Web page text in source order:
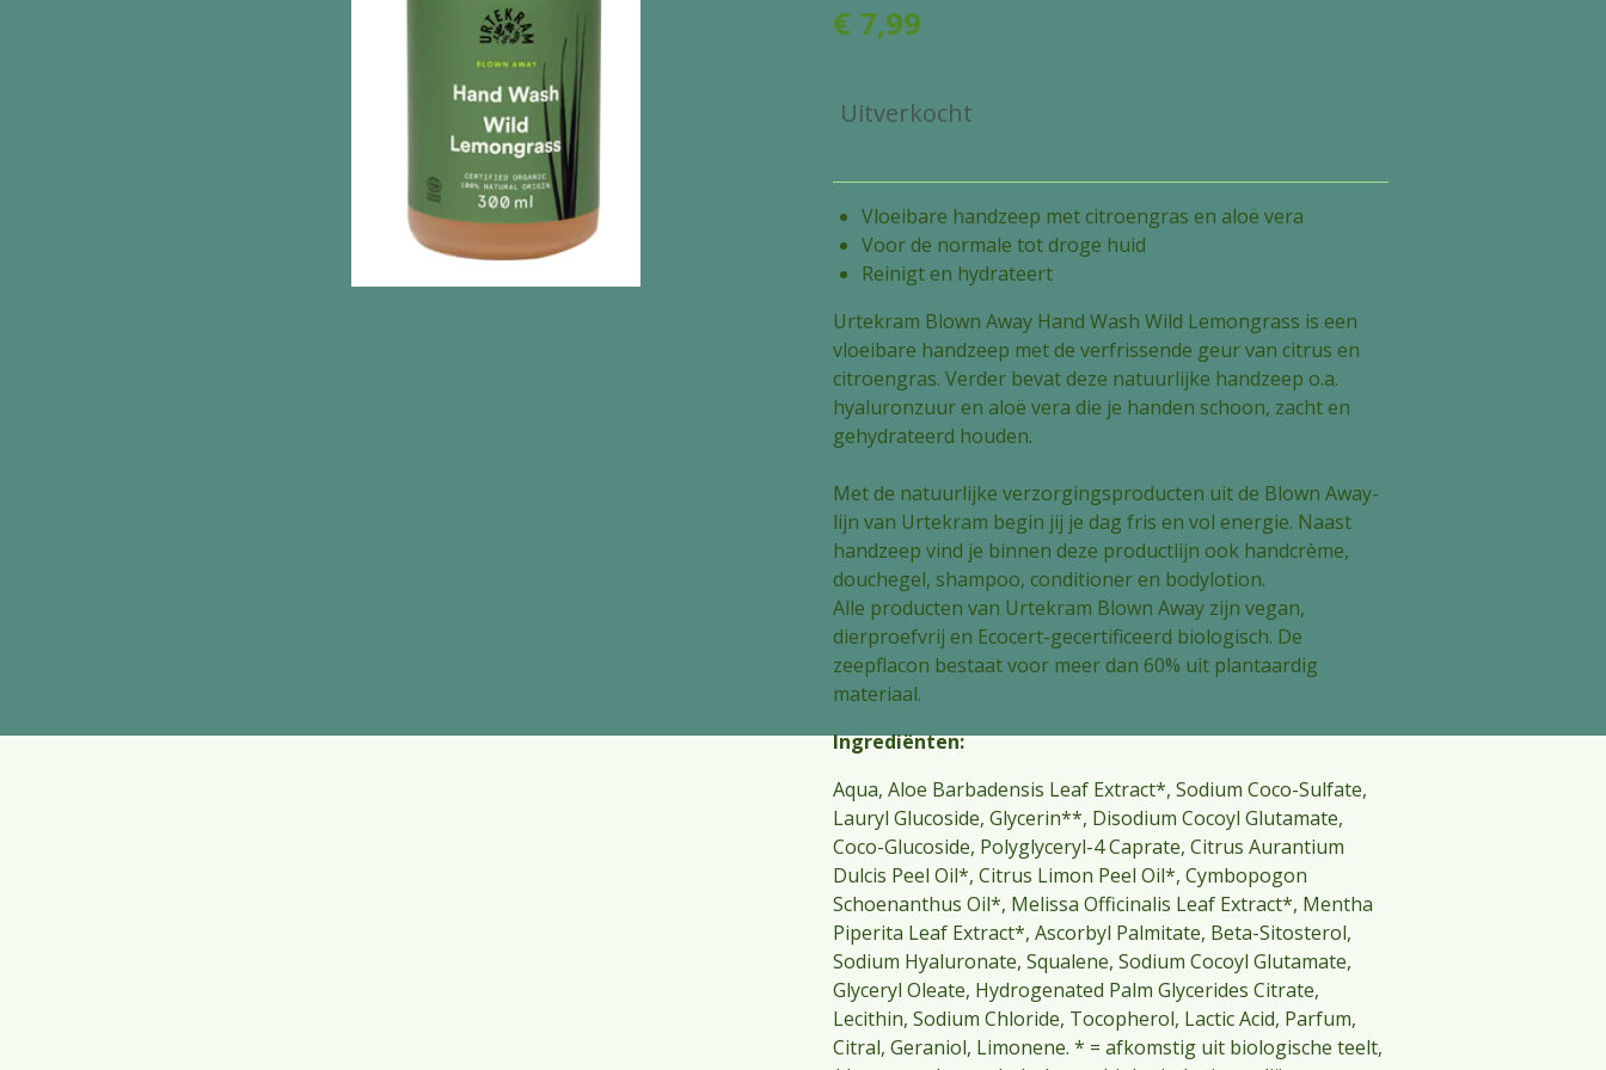
€ 7,99
Uitverkocht
Vloeibare handzeep met citroengras en aloë vera
Voor de normale tot droge huid
Reinigt en hydrateert
Urtekram Blown Away Hand Wash Wild Lemongrass is een
vloeibare handzeep met de verfrissende geur van citrus en
citroengras. Verder bevat deze natuurlijke handzeep o.a.
hyaluronzuur en aloë vera die je handen schoon, zacht en
gehydrateerd houden.
Met de natuurlijke verzorgingsproducten uit de Blown Away-
lijn van Urtekram begin jij je dag fris en vol energie. Naast
handzeep vind je binnen deze productlijn ook handcrème,
douchegel, shampoo, conditioner en bodylotion.
Alle producten van Urtekram Blown Away zijn vegan,
dierproefvrij en Ecocert-gecertificeerd biologisch. De
zeepflacon bestaat voor meer dan 60% uit plantaardig
materiaal.
Ingrediënten:
Aqua, Aloe Barbadensis Leaf Extract*, Sodium Coco-Sulfate,
Lauryl Glucoside, Glycerin**, Disodium Cocoyl Glutamate,
Coco-Glucoside, Polyglyceryl-4 Caprate, Citrus Aurantium
Dulcis Peel Oil*, Citrus Limon Peel Oil*, Cymbopogon
Schoenanthus Oil*, Melissa Officinalis Leaf Extract*, Mentha
Piperita Leaf Extract*, Ascorbyl Palmitate, Beta-Sitosterol,
Sodium Hyaluronate, Squalene, Sodium Cocoyl Glutamate,
Glyceryl Oleate, Hydrogenated Palm Glycerides Citrate,
Lecithin, Sodium Chloride, Tocopherol, Lactic Acid, Parfum,
Citral, Geraniol, Limonene. * = afkomstig uit biologische teelt,